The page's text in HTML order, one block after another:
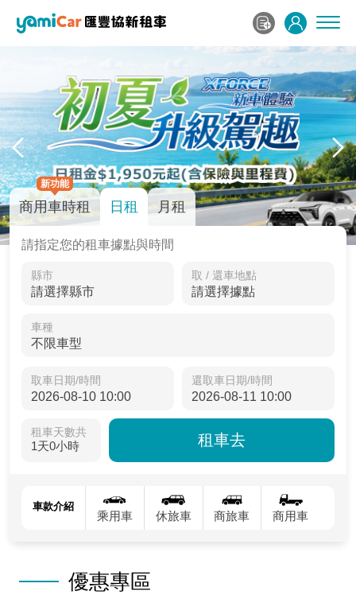
新功能
商用車時租 日租 月租
請指定您的租車據點與時間
縣市 取 / 還車地點
車種
取車日期/時間 還取車日期/時間
租車天數共
1天0小時 租車去
車款介紹
乘用車 休旅車 商旅車 商用車
優惠專區